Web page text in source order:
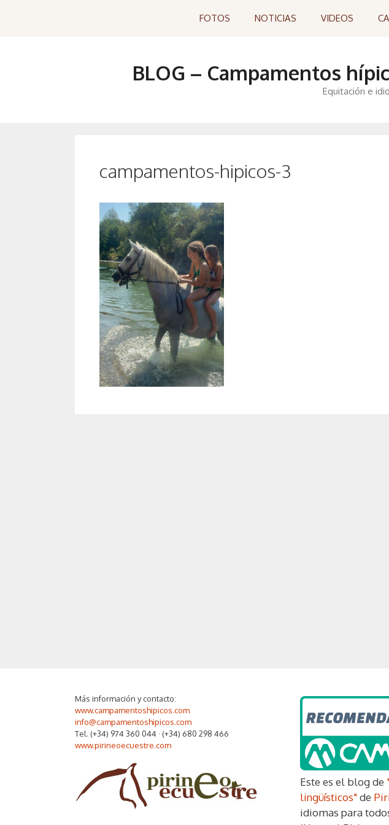
FOTOS NOTICIAS VIDEOS
BLOG – Campamentos
Equitación e
campamentos-hipicos-3
Más información y contacto:
www.campamentoshipicos.com
info@campamentoshipicos.com
Tel. (+34) 974 360 044 · (+34) 680 298 466
www.pirineoecuestre.com
Este es el blog de
lingüísticos"de
idiomas para